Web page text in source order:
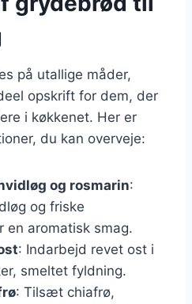
på utallige måder,
opskrift for dem, der
i køkkenet. Her er
du kan overveje:
og rosmarin:
og friske
en aromatisk smag.
: Indarbejd revet ost i
smeltet fyldning.
: Tilsæt chiafrø,